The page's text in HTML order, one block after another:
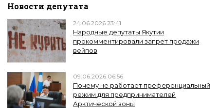
Новости депутата
24.06.2026 23:41
Народные депутаты Якутии
прокомментировали запрет продажи
вейпов
09.06.2026 06:56
Почему не работает преференциальный
режим для предпринимателей
Арктической зоны